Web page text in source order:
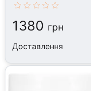
1380 грн
Доставлення